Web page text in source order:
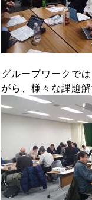
グループワークで
がら、様々な課題